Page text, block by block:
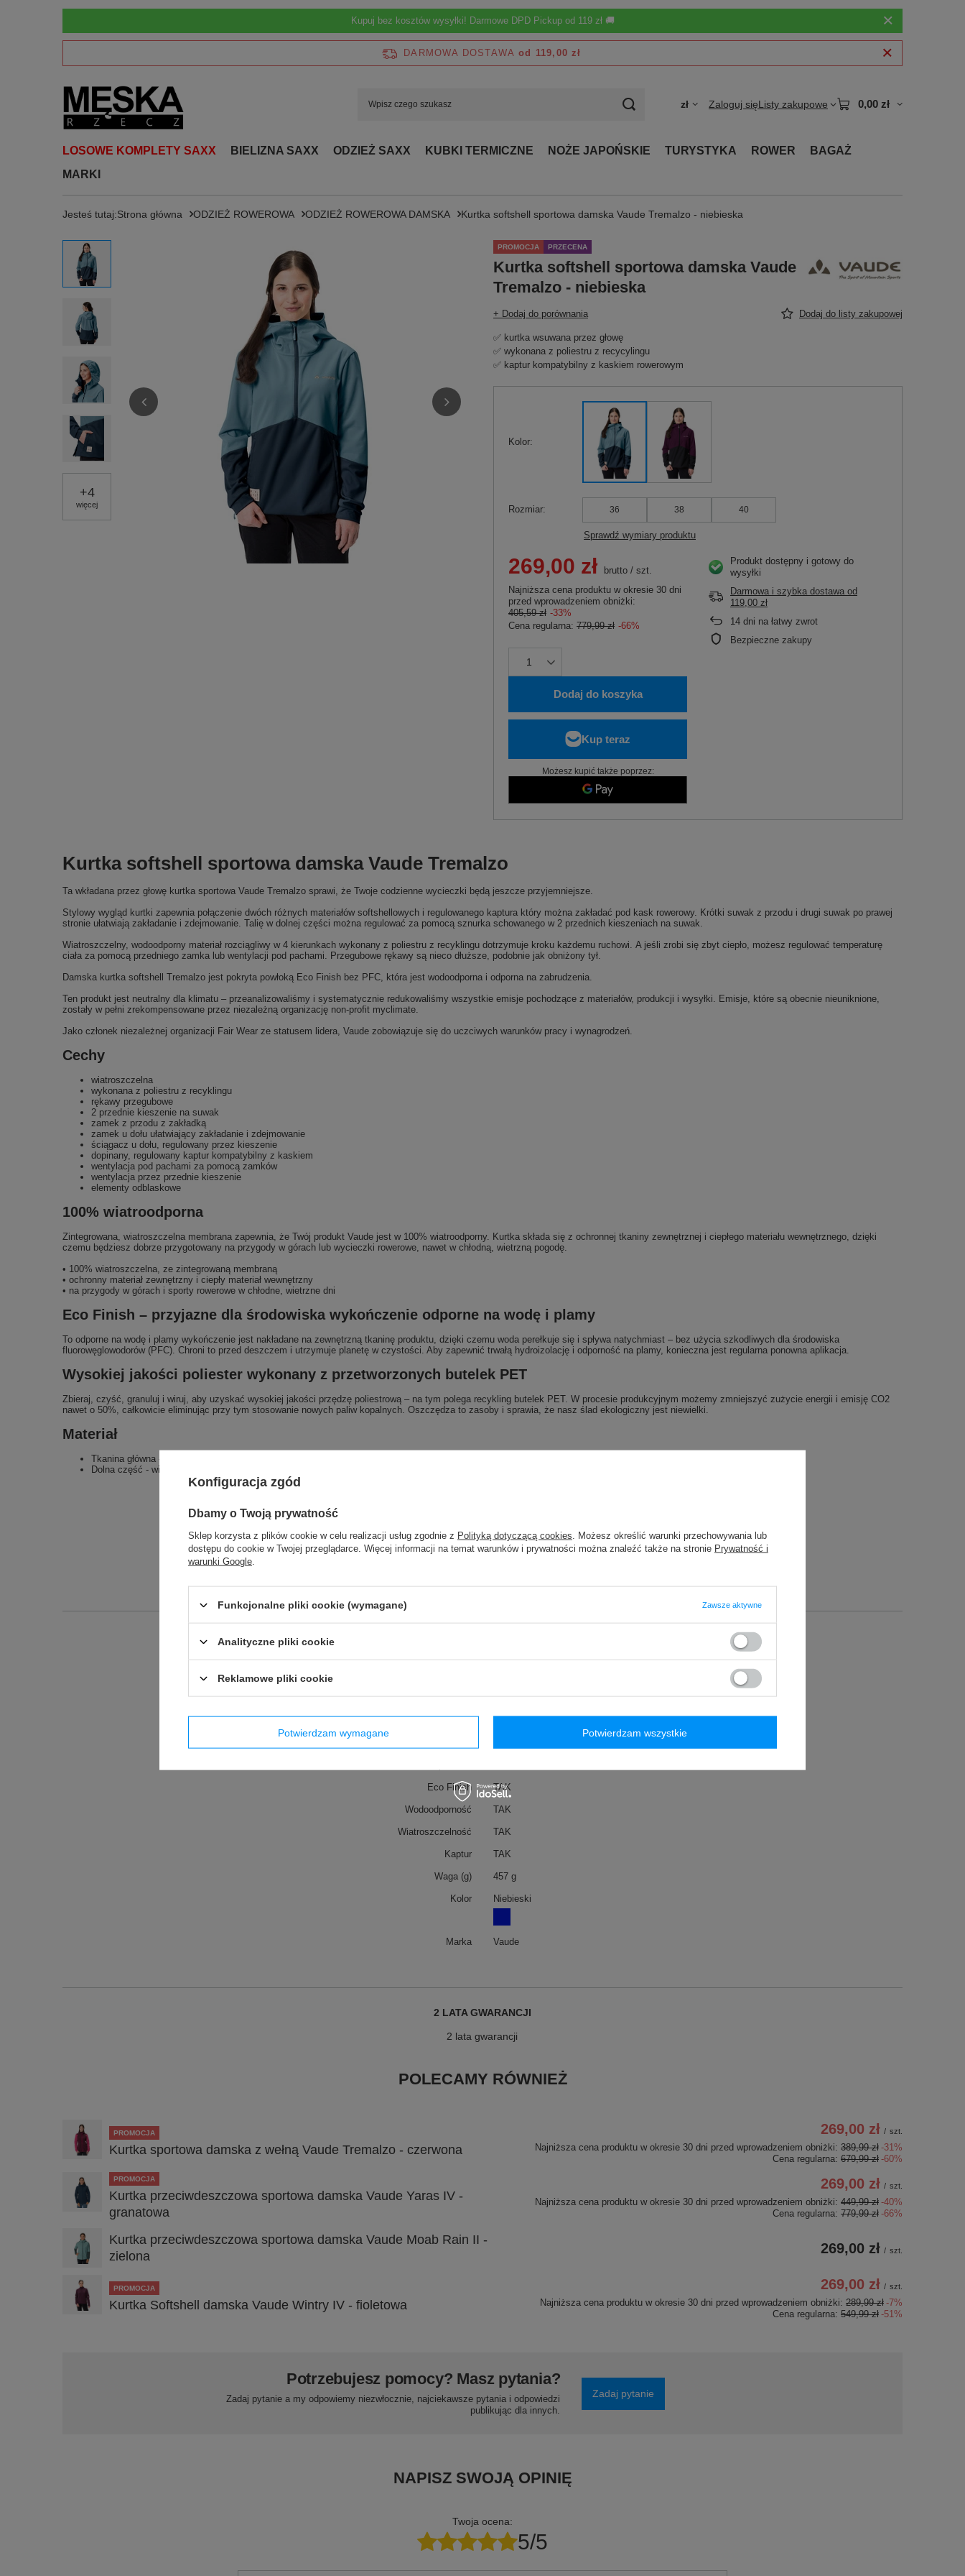
Kupuj bez kosztów wysyłki! Darmowe DPD Pickup od 119 zł 🚚
DARMOWA DOSTAWA od 119,00 zł
zł Zaloguj sięListy zakupowe 0,00 zł
LOSOWE KOMPLETY SAXX BIELIZNA SAXX ODZIEŻ SAXX KUBKI TERMICZNE NOŻE JAPOŃSKIE TURYSTYKA ROWER
BAGAŻ
MARKI
Jesteś tutaj:Strona główna ODZIEŻ ROWEROWA ODZIEŻ ROWEROWA DAMSKA Kurtka softshell sportowa damska Vaude Tremalzo - niebieska
+4
więcej
PROMOCJA PRZECENA
Kurtka softshell sportowa damska Vaude
Tremalzo - niebieska
+ Dodaj do porównania Dodaj do listy zakupowej
✅ kurtka wsuwana przez głowę
✅ wykonana z poliestru z recycylingu
✅ kaptur kompatybilny z kaskiem rowerowym
Kolor
Rozmiar 36 38 40
Sprawdź wymiary produktu
269,00 zł brutto / szt.
Najniższa cena produktu w okresie 30 dni
przed wprowadzeniem obniżki:
405,59 zł -33%
Cena regularna: 779,99 zł -66%
Dodaj do koszyka
Możesz kupić także poprzez:
Produkt dostępny i gotowy do
wysyłki
Darmowa i szybka dostawa od
119,00 zł
14 dni na łatwy zwrot
Bezpieczne zakupy
Kurtka softshell sportowa damska Vaude Tremalzo
Ta wkładana przez głowę kurtka sportowa Vaude Tremalzo sprawi, że Twoje codzienne wycieczki będą jeszcze przyjemniejsze.
Stylowy wygląd kurtki zapewnia połączenie dwóch różnych materiałów softshellowych i regulowanego kaptura który można zakładać pod kask rowerowy. Krótki suwak z przodu i drugi suwak po prawej
stronie ułatwiają zakładanie i zdejmowanie. Talię w dolnej części można regulować za pomocą sznurka schowanego w 2 przednich kieszeniach na suwak.
Wiatroszczelny, wodoodporny materiał rozciągliwy w 4 kierunkach wykonany z poliestru z recyklingu dotrzymuje kroku każdemu ruchowi. A jeśli zrobi się zbyt ciepło, możesz regulować temperaturę
ciała za pomocą przedniego zamka lub wentylacji pod pachami. Przegubowe rękawy są nieco dłuższe, podobnie jak obniżony tył.
Damska kurtka softshell Tremalzo jest pokryta powłoką Eco Finish bez PFC, która jest wodoodporna i odporna na zabrudzenia.
Ten produkt jest neutralny dla klimatu – przeanalizowaliśmy i systematycznie redukowaliśmy wszystkie emisje pochodzące z materiałów, produkcji i wysyłki. Emisje, które są obecnie nieuniknione,
zostały w pełni zrekompensowane przez niezależną organizację non-profit myclimate.
Jako członek niezależnej organizacji Fair Wear ze statusem lidera, Vaude zobowiązuje się do uczciwych warunków pracy i wynagrodzeń.
Cechy
wiatroszczelna
wykonana z poliestru z recyklingu
rękawy przegubowe
2 przednie kieszenie na suwak
zamek z przodu z zakładką
zamek u dołu ułatwiający zakładanie i zdejmowanie
ściągacz u dołu, regulowany przez kieszenie
dopinany, regulowany kaptur kompatybilny z kaskiem
wentylacja pod pachami za pomocą zamków
wentylacja przez przednie kieszenie
elementy odblaskowe
100% wiatroodporna
Zintegrowana, wiatroszczelna membrana zapewnia, że Twój produkt Vaude jest w 100% wiatroodporny. Kurtka składa się z ochronnej tkaniny zewnętrznej i ciepłego materiału wewnętrznego, dzięki
czemu będziesz dobrze przygotowany na przygody w górach lub wycieczki rowerowe, nawet w chłodną, wietrzną pogodę.
• 100% wiatroszczelna, ze zintegrowaną membraną
• ochronny materiał zewnętrzny i ciepły materiał wewnętrzny
• na przygody w górach i sporty rowerowe w chłodne, wietrzne dni
Eco Finish – przyjazne dla środowiska wykończenie odporne na wodę i plamy
To odporne na wodę i plamy wykończenie jest nakładane na zewnętrzną tkaninę produktu, dzięki czemu woda perełkuje się i spływa natychmiast – bez użycia szkodliwych dla środowiska
fluorowęglowodorów (PFC). Chroni to przed deszczem i utrzymuje planetę w czystości. Aby zapewnić trwałą hydroizolację i odporność na plamy, konieczna jest regularna ponowna aplikacja.
Wysokiej jakości poliester wykonany z przetworzonych butelek PET
Zbieraj, czyść, granuluj i wiruj, aby uzyskać wysokiej jakości przędzę poliestrową – na tym polega recykling butelek PET. W procesie produkcyjnym możemy zmniejszyć zużycie energii i emisję CO2
nawet o 50%, całkowicie eliminując przy tym stosowanie nowych paliw kopalnych. Oszczędza to zasoby i sprawia, że nasz ślad ekologiczny jest niewielki.
Materiał
Tkanina główna - wierzch: 100% poliester; Membrana: 100% poliuretan; Podkład: 100% poliester (z recyklingu)
Dolna część - wierzch: 100% poliester (z recyklingu); Membrana: 100% poliuretan; Podkład: 100% poliester (z recyklingu).
Gwarancja
Eco Finish TAK
Wodoodporność TAK
Wiatroszczelność TAK
Kaptur TAK
Waga (g) 457 g
Kolor Niebieski
Marka Vaude
2 LATA GWARANCJI
2 lata gwarancji
POLECAMY RÓWNIEŻ
PROMOCJA
Kurtka sportowa damska z wełną Vaude Tremalzo - czerwona
269,00 zł / szt.
Najniższa cena produktu w okresie 30 dni przed wprowadzeniem obniżki: 389,99 zł -31%
Cena regularna: 679,99 zł -60%
PROMOCJA
Kurtka przeciwdeszczowa sportowa damska Vaude Yaras IV -
granatowa
269,00 zł / szt.
Najniższa cena produktu w okresie 30 dni przed wprowadzeniem obniżki: 449,99 zł -40%
Cena regularna: 779,99 zł -66%
Kurtka przeciwdeszczowa sportowa damska Vaude Moab Rain II -
zielona
269,00 zł / szt.
PROMOCJA
Kurtka Softshell damska Vaude Wintry IV - fioletowa
269,00 zł / szt.
Najniższa cena produktu w okresie 30 dni przed wprowadzeniem obniżki: 289,99 zł -7%
Cena regularna: 549,99 zł -51%
Potrzebujesz pomocy? Masz pytania?
Zadaj pytanie a my odpowiemy niezwłocznie, najciekawsze pytania i odpowiedzi
publikując dla innych.
Zadaj pytanie
NAPISZ SWOJĄ OPINIĘ
Twoja ocena:
5/5
Konfiguracja zgód
Dbamy o Twoją prywatność
Sklep korzysta z plików cookie w celu realizacji usług zgodnie z Polityką dotyczącą cookies . Możesz określić warunki przechowywania lub
dostępu do cookie w Twojej przeglądarce. Więcej informacji na temat warunków i prywatności można znaleźć także na stronie Prywatność i
warunki Google
Funkcjonalne pliki cookie (wymagane) Zawsze aktywne
Analityczne pliki cookie
Reklamowe pliki cookie
Potwierdzam wymagane Potwierdzam wszystkie